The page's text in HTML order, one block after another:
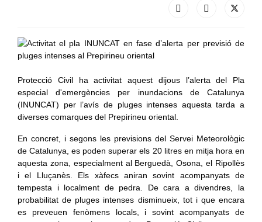
Protecció Civil ha activitat aquest dijous l’alerta del Pla
especial d'emergències per inundacions de Catalunya
(INUNCAT) per l’avís de pluges intenses aquesta tarda a
diverses comarques del Prepirineu oriental.
En concret, i segons les previsions del Servei Meteorològic
de Catalunya, es poden superar els 20 litres en mitja hora en
aquesta zona, especialment al Berguedà, Osona, el Ripollès
i el Lluçanès. Els xàfecs aniran sovint acompanyats de
tempesta i localment de pedra. De cara a divendres, la
probabilitat de pluges intenses disminueix, tot i que encara
es preveuen fenòmens locals, i sovint acompanyats de